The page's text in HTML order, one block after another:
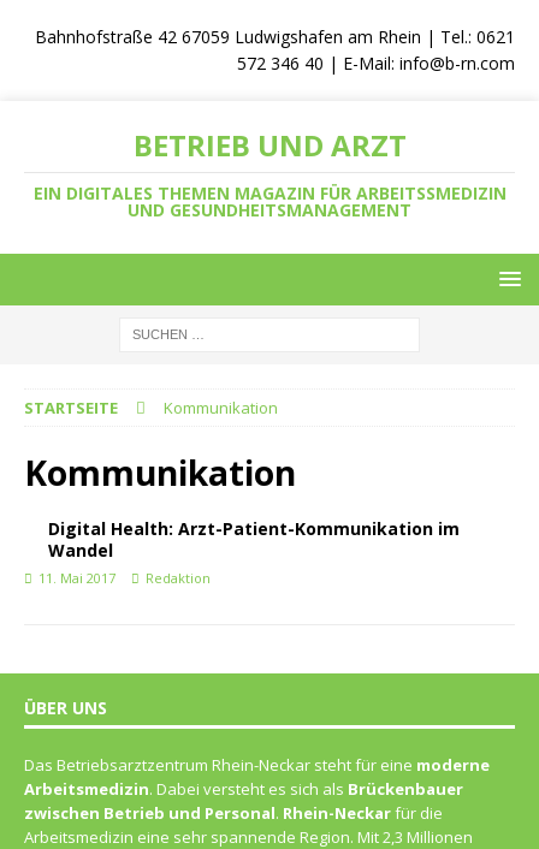
Bahnhofstraße 42 67059 Ludwigshafen am Rhein | Tel.: 0621
572 346 40 | E-Mail: info@b-rn.com
BETRIEB UND ARZT
EIN DIGITALES THEMEN MAGAZIN FÜR ARBEITSSMEDIZIN
UND GESUNDHEITSMANAGEMENT
STARTSEITE Kommunikation
Kommunikation
Digital Health: Arzt-Patient-Kommunikation im
Wandel
11. Mai 2017 Redaktion
ÜBER UNS
Das Betriebsarztzentrum Rhein-Neckar steht für eine moderne
Arbeitsmedizin. Dabei versteht es sich als Brückenbauer
zwischen Betrieb und Personal. Rhein-Neckarfür die
Arbeitsmedizin eine sehr spannende Region. Mit 2,3 Millionen